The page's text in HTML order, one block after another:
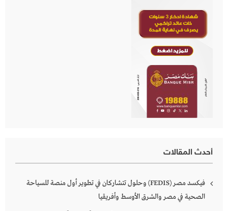
أحدث المقالات
فيكسد مصر (FEDIS) وحلول تتشاركان في تطوير أول منصة للسياحة
الصحية في مصر والشرق الأوسط وأفريقيا